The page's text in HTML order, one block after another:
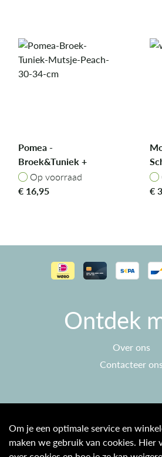
Pomea -
Broek&Tuniek +
Mutsje Peach - 30-34
cm
Op voorraad
Op voorraad
€ 16,95
€
Ontdek
Over ons
Contacteer ons
Algemene
Om je een optimale service en
maken we gebruik van cookies.